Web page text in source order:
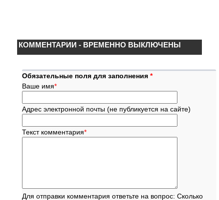
КОММЕНТАРИИ - ВРЕМЕННО ВЫКЛЮЧЕНЫ
Обязательные поля для заполнения *
Ваше имя*
Адрес электронной почты (не публикуется на сайте)
Текст комментария*
Для отправки комментария ответьте на вопрос: Сколько